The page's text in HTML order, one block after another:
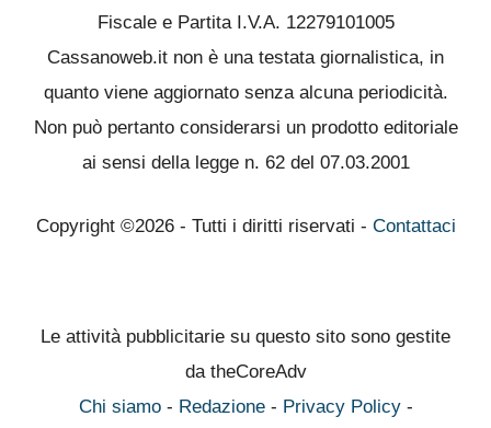
Fiscale e Partita I.V.A. 12279101005
Cassanoweb.it non è una testata giornalistica, in
quanto viene aggiornato senza alcuna periodicità.
Non può pertanto considerarsi un prodotto editoriale
ai sensi della legge n. 62 del 07.03.2001
Copyright ©2026 - Tutti i diritti riservati - Contattaci
Le attività pubblicitarie su questo sito sono gestite
da theCoreAdv
Chi siamo- Redazione- Privacy Policy-